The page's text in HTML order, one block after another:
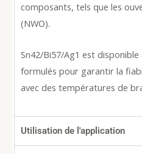
composants, tels que les
(NWO).
Sn42/Bi57/Ag1 est
formulés pour garantir la
avec des températures de
Utilisation de l'application